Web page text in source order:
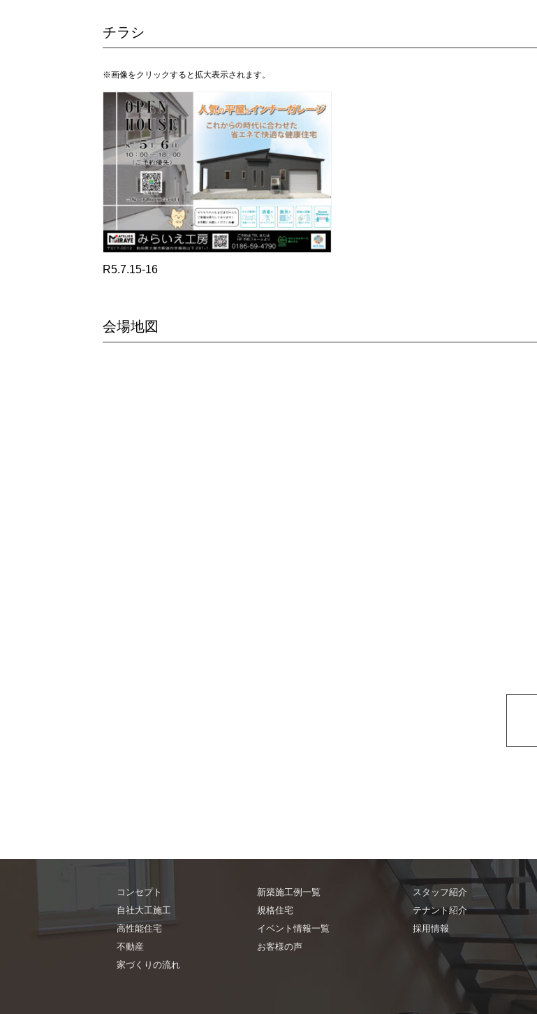
チラシ
※画像をクリックすると拡大表示されます。
R5.7.15-16
会場地図
コンセプト
自社大工施工
高性能住宅
不動産
家づくりの流れ
新築施工例一覧
規格住宅
イベント情報一覧
お客様の声
スタッフ紹介
テナント紹介
採用情報